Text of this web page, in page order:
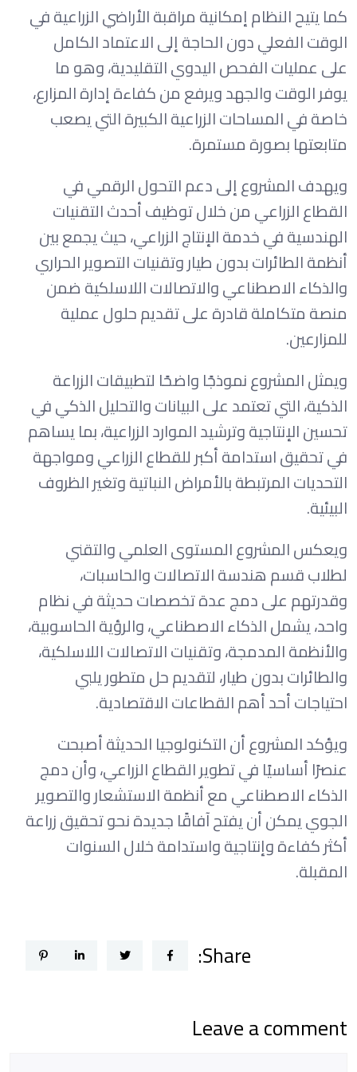
كما يتيح النظام إمكانية مراقبة الأراضي الزراعية في
الوقت الفعلي دون الحاجة إلى الاعتماد الكامل
على عمليات الفحص اليدوي التقليدية، وهو ما
يوفر الوقت والجهد ويرفع من كفاءة إدارة المزارع،
خاصة في المساحات الزراعية الكبيرة التي يصعب
متابعتها بصورة مستمرة.
ويهدف المشروع إلى دعم التحول الرقمي في
القطاع الزراعي من خلال توظيف أحدث التقنيات
الهندسية في خدمة الإنتاج الزراعي، حيث يجمع بين
أنظمة الطائرات بدون طيار وتقنيات التصوير الحراري
والذكاء الاصطناعي والاتصالات اللاسلكية ضمن
منصة متكاملة قادرة على تقديم حلول عملية
للمزارعين.
ويمثل المشروع نموذجًا واضحًا لتطبيقات الزراعة
الذكية، التي تعتمد على البيانات والتحليل الذكي في
تحسين الإنتاجية وترشيد الموارد الزراعية، بما يساهم
في تحقيق استدامة أكبر للقطاع الزراعي ومواجهة
التحديات المرتبطة بالأمراض النباتية وتغير الظروف
البيئية.
ويعكس المشروع المستوى العلمي والتقني
لطلاب قسم هندسة الاتصالات والحاسبات،
وقدرتهم على دمج عدة تخصصات حديثة في نظام
واحد، يشمل الذكاء الاصطناعي، والرؤية الحاسوبية،
والأنظمة المدمجة، وتقنيات الاتصالات اللاسلكية،
والطائرات بدون طيار، لتقديم حل متطور يلبي
احتياجات أحد أهم القطاعات الاقتصادية.
ويؤكد المشروع أن التكنولوجيا الحديثة أصبحت
عنصرًا أساسيًا في تطوير القطاع الزراعي، وأن دمج
الذكاء الاصطناعي مع أنظمة الاستشعار والتصوير
الجوي يمكن أن يفتح آفاقًا جديدة نحو تحقيق زراعة
أكثر كفاءة وإنتاجية واستدامة خلال السنوات
المقبلة.
Share:
Leave a comment